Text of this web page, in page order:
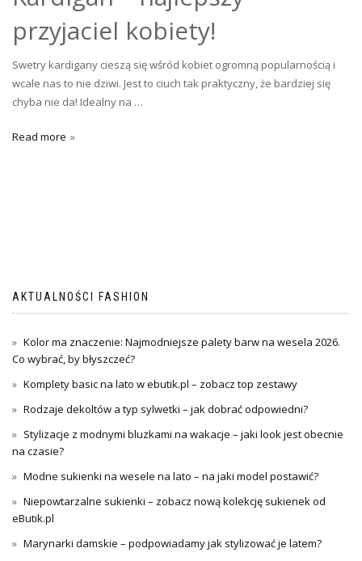
przyjaciel kobiety!
Swetry kardigany cieszą się wśród kobiet ogromną popularnością i
wcale nas to nie dziwi. Jest to ciuch tak praktyczny, że bardziej się
chyba nie da! Idealny na …
Read more
AKTUALNOŚCI FASHION
Kolor ma znaczenie: Najmodniejsze palety barw na wesela 2026.
Co wybrać, by błyszczeć?
Komplety basic na lato w ebutik.pl – zobacz top zestawy
Rodzaje dekoltów a typ sylwetki – jak dobrać odpowiedni?
Stylizacje z modnymi bluzkami na wakacje – jaki look jest obecnie
na czasie?
Modne sukienki na wesele na lato – na jaki model postawić?
Niepowtarzalne sukienki – zobacz nową kolekcję sukienek od
eButik.pl
Marynarki damskie – podpowiadamy jak stylizować je latem?